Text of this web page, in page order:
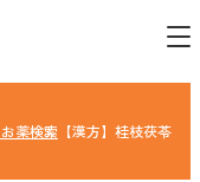
お薬検索 【漢方】桂枝茯苓丸